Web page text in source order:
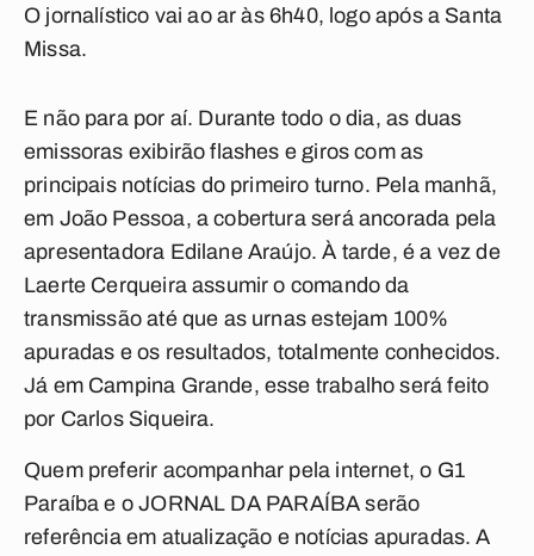
O jornalístico vai ao ar às 6h40, logo após a Santa
Missa.
E não para por aí. Durante todo o dia, as duas
emissoras exibirão flashes e giros com as
principais notícias do primeiro turno. Pela manhã,
em João Pessoa, a cobertura será ancorada pela
apresentadora Edilane Araújo. À tarde, é a vez de
Laerte Cerqueira assumir o comando da
transmissão até que as urnas estejam 100%
apuradas e os resultados, totalmente conhecidos.
Já em Campina Grande, esse trabalho será feito
por Carlos Siqueira.
Quem preferir acompanhar pela internet, o G1
Paraíba e oJORNAL DA PARAÍBAserão
referência em atualização e notícias apuradas. A